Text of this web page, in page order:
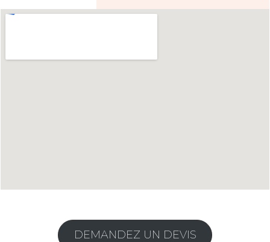
DEMANDEZ UN DEVIS